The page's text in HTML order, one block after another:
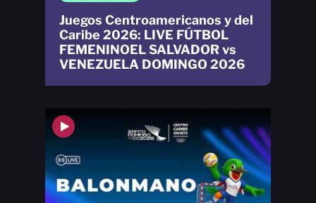
Juegos Centroamericanos y del
Caribe 2026: LIVE FÚTBOL
FEMENINOEL SALVADOR vs
VENEZUELA DOMINGO 2026